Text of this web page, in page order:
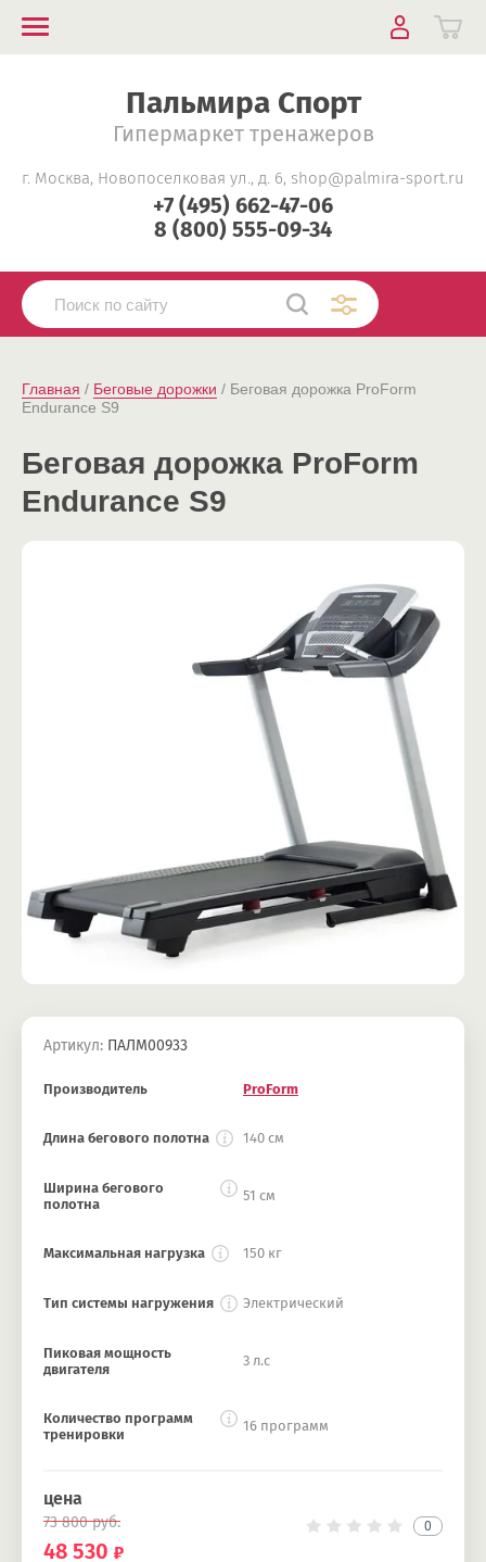
Пальмира Спорт
Гипермаркет тренажеров
г. Москва, Новопоселковая ул., д. 6, shop@palmira-sport.ru
+7 (495) 662-47-06
8 (800) 555-09-34
Главная / Беговые дорожки / Беговая дорожка ProForm
Endurance S9
Беговая дорожка ProForm
Endurance S9
Артикул: ПАЛМ00933
Производитель ProForm
Длина бегового полотна 140 см
Ширина бегового
полотна
51 см
Максимальная нагрузка 150 кг
Тип системы нагружения Электрический
Пиковая мощность
двигателя
3 л.с
Количество программ
тренировки
16 программ
цена
73 800руб.
48 530
0